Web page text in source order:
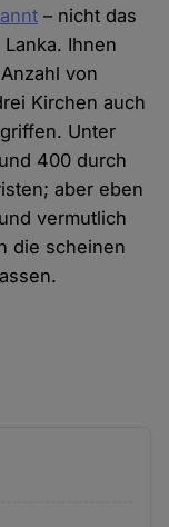
– nicht das
Ihnen
von
Kirchen auch
Unter
400 durch
aber eben
vermutlich
die scheinen